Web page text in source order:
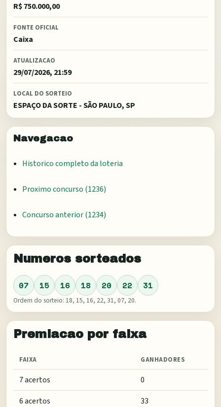
R$ 750.000,00
FONTE OFICIAL
Caixa
ATUALIZACAO
29/07/2026, 21:59
LOCAL DO SORTEIO
ESPAÇO DA SORTE - SÃO PAULO, SP
Navegacao
Historico completo da loteria
Proximo concurso (1236)
Concurso anterior (1234)
Numeros sorteados
07 15 16 18 20 22 31
Ordem do sorteio: 18, 15, 16, 22, 31, 07, 20.
Premiacao por faixa
FAIXA GANHADORES
7 acertos
0
6 acertos
33